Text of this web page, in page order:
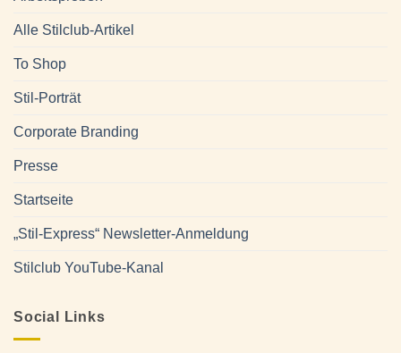
Alle Stilclub-Artikel
To Shop
Stil-Porträt
Corporate Branding
Presse
Startseite
„Stil-Express“ Newsletter-Anmeldung
Stilclub YouTube-Kanal
Social Links